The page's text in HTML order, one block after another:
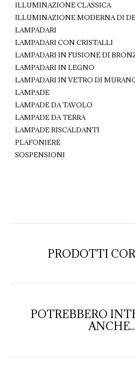
ILLUMINAZIONE CLASSICA
ILLUMINAZIONE MODERNA DI
LAMPADARI
LAMPADARI CON CRISTALLI
LAMPADARI IN FUSIONE DI
LAMPADARI IN LEGNO
LAMPADARI IN VETRO DI
LAMPADE
LAMPADE DA TAVOLO
LAMPADE DA TERRA
LAMPADE RISCALDANTI
PLAFONIERE
SOSPENSIONI
PRODOTTI
POTREBBERO